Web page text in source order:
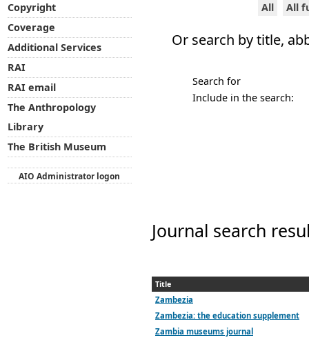
All
All
Or search by title,
Search for
Include in the search:
Journal search
Title
Zambezia
Zambezia: the education supplement
Zambia museums journal
Copyright
Coverage
Additional Services
RAI
RAI email
The Anthropology
Library
The British Museum
AIO Administrator logon